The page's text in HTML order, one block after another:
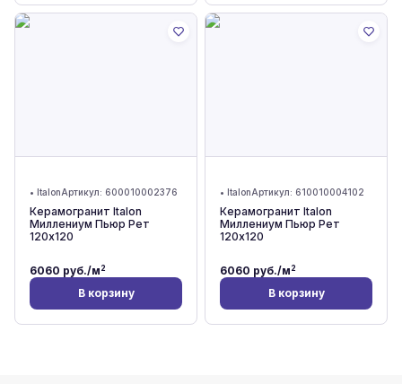
• ItalonАртикул: 600010002376
Керамогранит Italon
Миллениум Пьюр Рет
120x120
6060 руб./м2
В корзину
• ItalonАртикул: 610010004102
Керамогранит Italon
Миллениум Пьюр Рет
120x120
6060 руб./м2
В корзину